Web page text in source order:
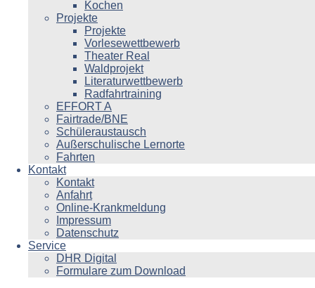
Kochen
Projekte
Projekte
Vorlesewettbewerb
Theater Real
Waldprojekt
Literaturwettbewerb
Radfahrtraining
EFFORT A
Fairtrade/BNE
Schüleraustausch
Außerschulische Lernorte
Fahrten
Kontakt
Kontakt
Anfahrt
Online-Krankmeldung
Impressum
Datenschutz
Service
DHR Digital
Formulare zum Download